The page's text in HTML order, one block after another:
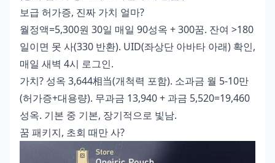
보급 허가증, 진짜 가치 얼마?
월정액=5,300원 30일 매일 90성옥 + 300꿈. 잔여 >180
일이면 못 사(330 반환). UID(좌상단 아바타 아래) 확인,
매일 새벽 4시 로그인.
가치? 성옥 3,644相当(개척력 포함). 소과금 월 5-10만
(허가증+대용량). 무과금 13,940 + 과금 5,520=19,460
성옥. 기본 중 기본, 장기적으로 빛남.
꿈 패키지, 초회 때만 사?